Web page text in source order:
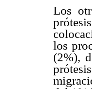
Los
los
(2%),